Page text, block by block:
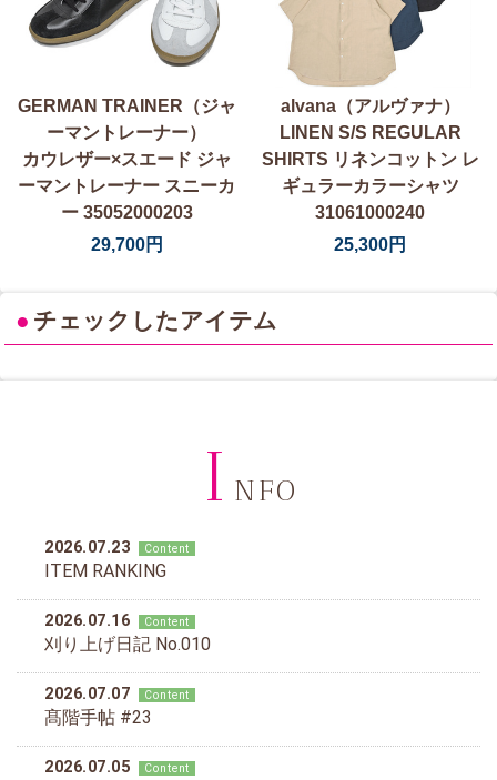
GERMAN TRAINER（ジャ
ーマントレーナー）
カウレザー×スエード ジャ
ーマントレーナー スニーカ
ー 35052000203
29,700円
alvana（アルヴァナ）
LINEN S/S REGULAR
SHIRTS リネンコットン レ
ギュラーカラーシャツ
31061000240
25,300円
● チェックしたアイテム
I NFO